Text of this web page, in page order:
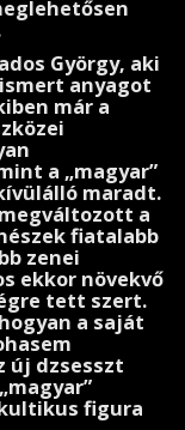
György, aki
anyagot
már a
a „magyar”
maradt.
a
fiatalabb
zenei
ekkor növekvő
tett szert.
a saját
új dzsesszt
figura